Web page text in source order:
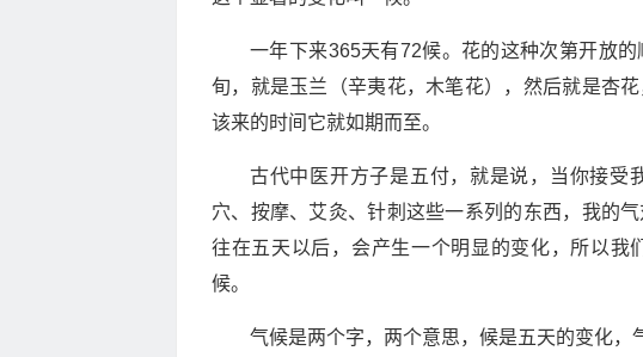
一年下来365天有72候。花的这种次第开放
旬，就是玉兰（辛夷花，木笔花），然后就是杏
该来的时间它就如期而至。
古代中医开方子是五付，就是说，当你接受
穴、按摩、艾灸、针刺这些一系列的东西，我的
往在五天以后，会产生一个明显的变化，所以
候。
气候是两个字，两个意思，候是五天的变化，